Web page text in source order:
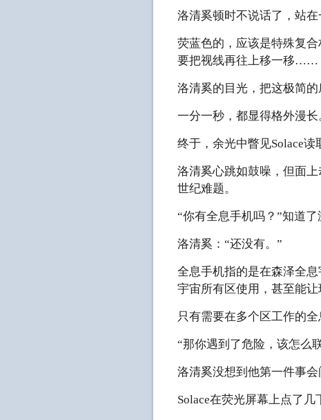
洛清奚顿时不说话了，站
荧蓝色的，应该是特殊复
要把视线再往上移一移……
洛清奚的目光，把这极简的
一分一秒，都显得格外漫长
终于，余光中瞥见Solace读
洛清奚心跳如鼓噪，但面
世纪难题。
“你有全息手机吗？”知道
洛清奚：“还没有。”
全息手机指的是在森泽全
宇宙所有区使用，甚至能让
只有需要在多个区工作的
“那你遇到了危险，该怎么
洛清奚没想到他第一件事
Solace在荧光屏幕上点了